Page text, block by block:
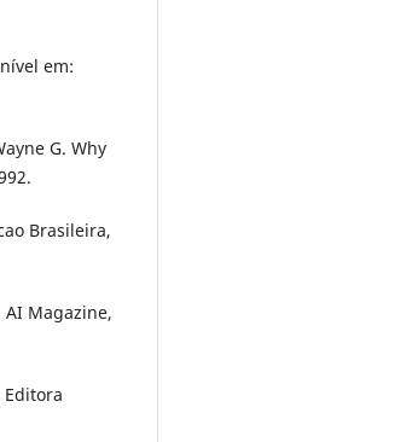
em:
G. Why
Brasileira,
AI Magazine,
Editora